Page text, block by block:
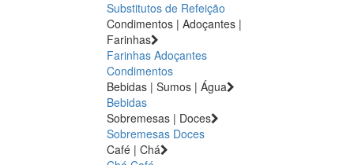
Substitutos de Refeição
Condimentos | Adoçantes |
Farinhas
Farinhas Adoçantes
Condimentos
Bebidas | Sumos | Água
Bebidas
Sobremesas | Doces
Sobremesas Doces
Café | Chá